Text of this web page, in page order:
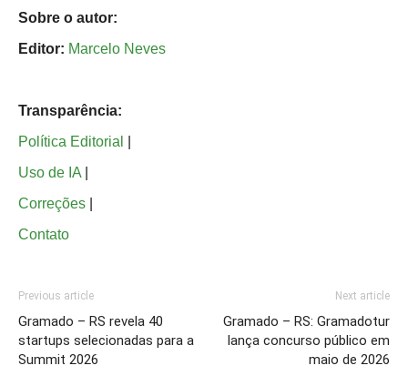
Sobre o autor:
Editor: Marcelo Neves
Transparência:
Política Editorial
Uso de IA
Correções
Contato
Previous article
Gramado – RS revela 40
startups selecionadas para a
Summit 2026
Next article
Gramado – RS: Gramadotur
lança concurso público em
maio de 2026